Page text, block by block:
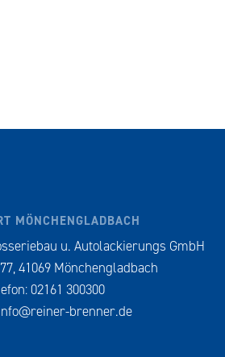
MÖNCHENGLADBACH
u. Autolackierungs GmbH
41069 Mönchengladbach
02161 300300
brenner.de